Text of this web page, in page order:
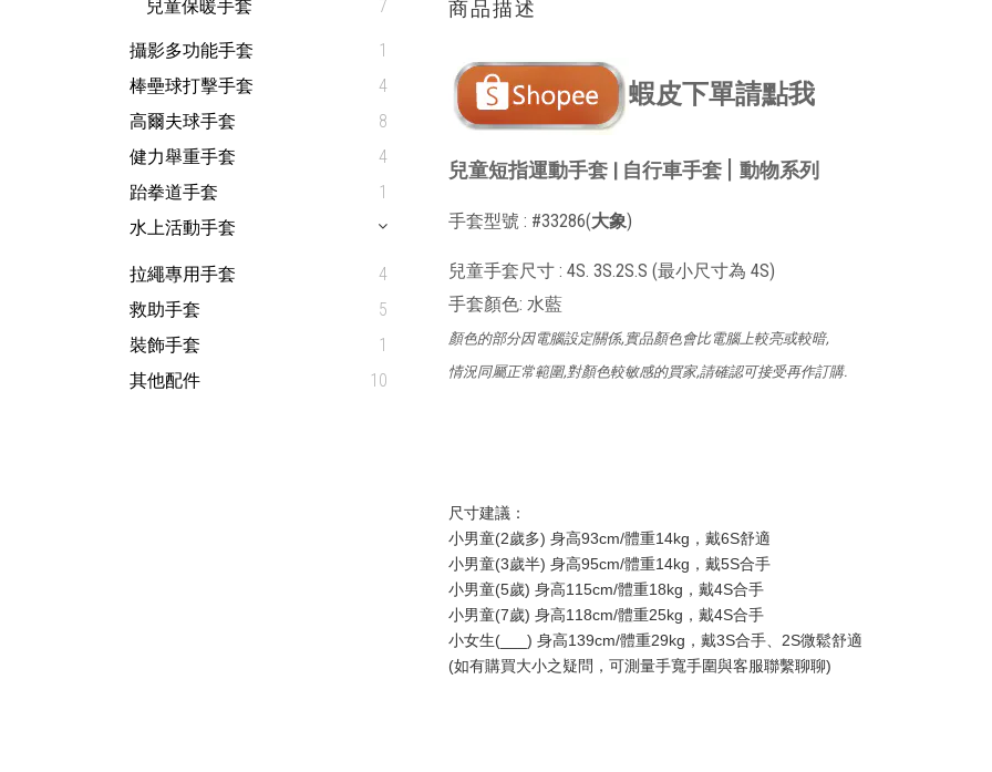
兒童保暖手套
7
攝影多功能手套
1
棒壘球打擊手套
4
高爾夫球手套
8
健力舉重手套
4
跆拳道手套
1
水上活動手套
拉繩專用手套
4
救助手套
5
裝飾手套
1
其他配件
10
商品描述
蝦皮下單請點我
兒童短指運動手套 | 自行車手套 | 動物系列
手套型號 : #33286(大象)
兒童手套尺寸 : 4S. 3S.2S.S (最小尺寸為 4S)
手套顏色: 水藍
顏色的部分因電腦設定關係,實品顏色會比電腦上較亮或較暗,
情況同屬正常範圍,對顏色較敏感的買家,請確認可接受再作訂購.
尺寸建議：
小男童(2歲多) 身高93cm/體重14kg，戴6S舒適
小男童(3歲半) 身高95cm/體重14kg，戴5S合手
小男童(5歲) 身高115cm/體重18kg，戴4S合手
小男童(7歲) 身高118cm/體重25kg，戴4S合手
小女生(___) 身高139cm/體重29kg，戴3S合手、2S微鬆舒適
(如有購買大小之疑問，可測量手寬手圍與客服聯繫聊聊)